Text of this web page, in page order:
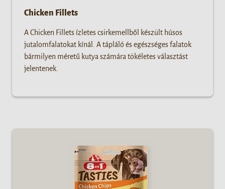
Chicken Fillets
A Chicken Fillets ízletes csirkemellből készült húsos
jutalomfalatokat kínál. A tápláló és egészséges falatok
bármilyen méretű kutya számára tökéletes választást
jelentenek.